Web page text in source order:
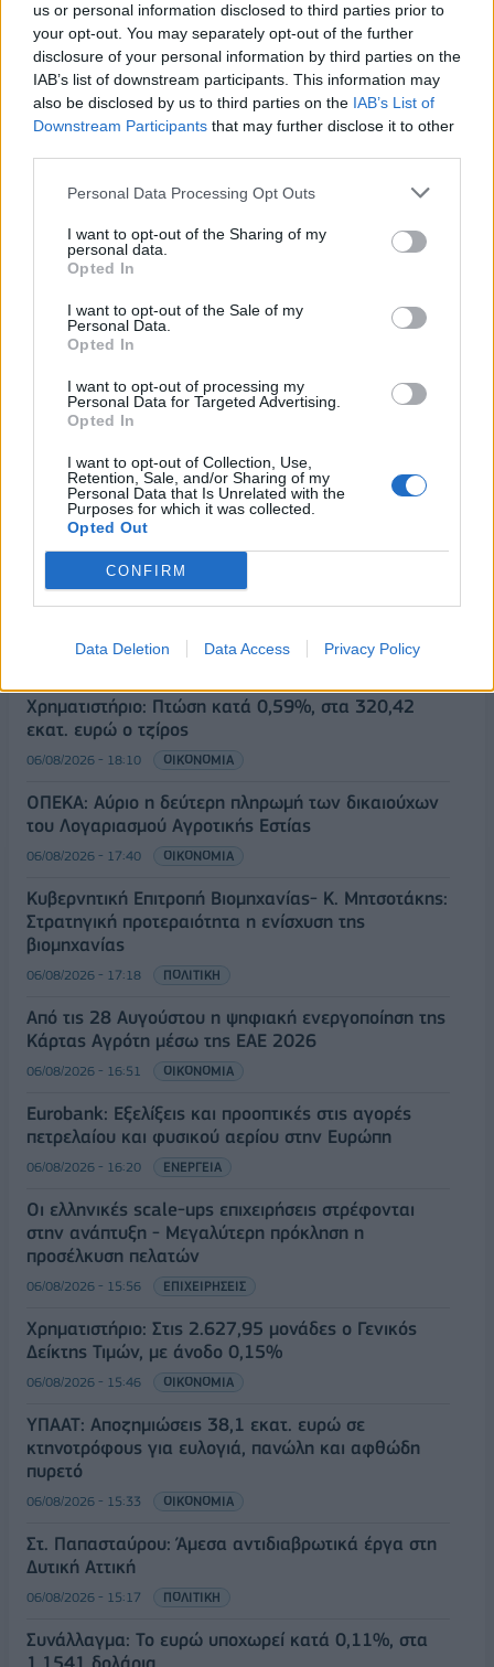
us or personal information disclosed to third parties prior to
your opt-out. You may separately opt-out of the further
disclosure of your personal information by third parties on the
IAB’s list of downstream participants. This information may
also be disclosed by us to third parties on the IAB’s List of
Downstream Participants that may further disclose it to other
Personal Data Processing Opt Outs
I want to opt-out of the Sharing of my
personal data.
Opted In
I want to opt-out of the Sale of my
Personal Data.
Opted In
I want to opt-out of processing my
Personal Data for Targeted Advertising.
Opted In
I want to opt-out of Collection, Use,
Retention, Sale, and/or Sharing of my
Personal Data that Is Unrelated with the
Purposes for which it was collected.
Opted Out
CONFIRM
Data Deletion Data Access Privacy Policy
ΠΕΡΙΣΣΌΤΕΡΑ ΣΕ ΑΥΤΉ ΤΗΝ ΚΑΤΗΓΟΡΊΑ
την κατανομή καυσόξυλων
για ατομικές ανάγκες
Υπέρ της κατάργησης του
νόμου του ο υπ.
06/11/2017 - 02:00
ΡΟΗ ΕΙΔΗΣΕΩΝ
Χρηματιστήριο: Πτώση κατά 0,59%, στα 320,42
εκατ. ευρώ ο τζίρος
06/08/2026 - 18:10 ΟΙΚΟΝΟΜΙΑ
ΟΠΕΚΑ: Αύριο η δεύτερη πληρωμή των δικαιούχων
του Λογαριασμού Αγροτικής Εστίας
06/08/2026 - 17:40 ΟΙΚΟΝΟΜΙΑ
Κυβερνητική Επιτροπή Βιομηχανίας- Κ. Μητσοτάκης:
Στρατηγική προτεραιότητα η ενίσχυση της
βιομηχανίας
06/08/2026 - 17:18 ΠΟΛΙΤΙΚΗ
Από τις 28 Αυγούστου η ψηφιακή ενεργοποίηση της
Κάρτας Αγρότη μέσω της ΕΑΕ 2026
06/08/2026 - 16:51 ΟΙΚΟΝΟΜΙΑ
Eurobank: Εξελίξεις και προοπτικές στις αγορές
πετρελαίου και φυσικού αερίου στην Ευρώπη
06/08/2026 - 16:20 ΕΝΕΡΓΕΙΑ
Οι ελληνικές scale-ups επιχειρήσεις στρέφονται
στην ανάπτυξη - Μεγαλύτερη πρόκληση η
προσέλκυση πελατών
06/08/2026 - 15:56 ΕΠΙΧΕΙΡΗΣΕΙΣ
Χρηματιστήριο: Στις 2.627,95 μονάδες ο Γενικός
Δείκτης Τιμών, με άνοδο 0,15%
06/08/2026 - 15:46 ΟΙΚΟΝΟΜΙΑ
ΥΠΑΑΤ: Αποζημιώσεις 38,1 εκατ. ευρώ σε
κτηνοτρόφους για ευλογιά, πανώλη και αφθώδη
πυρετό
06/08/2026 - 15:33 ΟΙΚΟΝΟΜΙΑ
Στ. Παπασταύρου: Άμεσα αντιδιαβρωτικά έργα στη
Δυτική Αττική
06/08/2026 - 15:17 ΠΟΛΙΤΙΚΗ
Συνάλλαγμα: Το ευρώ υποχωρεί κατά 0,11%, στα